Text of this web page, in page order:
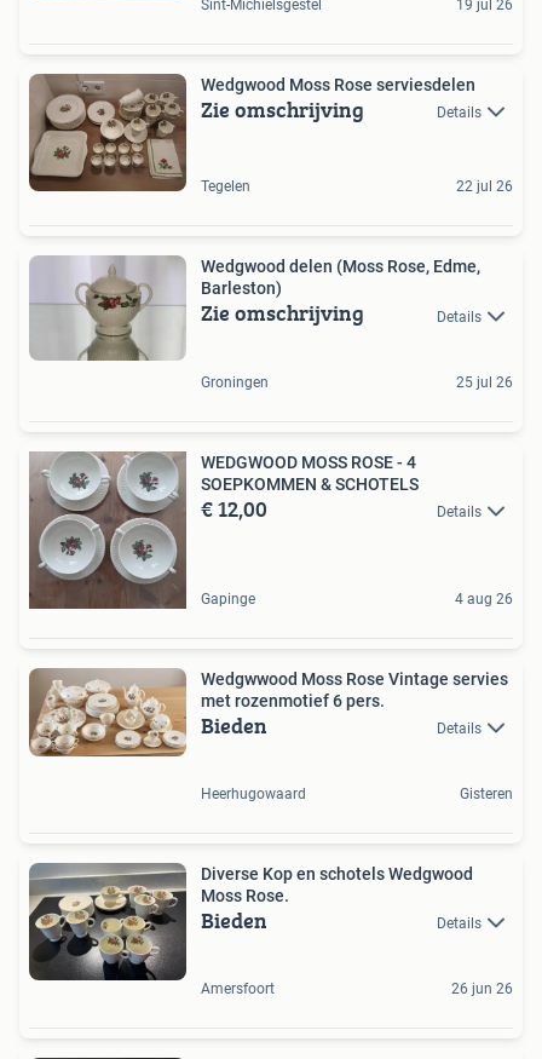
Sint-Michielsgestel 19 jul 26
Wedgwood Moss Rose serviesdelen
Zie omschrijving Details
Tegelen 22 jul 26
Wedgwood delen (Moss Rose, Edme,
Barleston)
Zie omschrijving Details
Groningen 25 jul 26
WEDGWOOD MOSS ROSE - 4
SOEPKOMMEN & SCHOTELS
€ 12,00 Details
Gapinge 4 aug 26
Wedgwwood Moss Rose Vintage servies
met rozenmotief 6 pers.
Bieden Details
Heerhugowaard Gisteren
Diverse Kop en schotels Wedgwood
Moss Rose.
Bieden Details
Amersfoort 26 jun 26